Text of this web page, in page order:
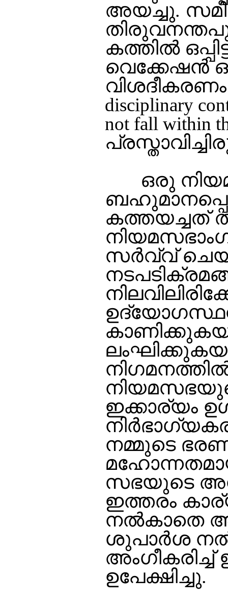
അയച്ചു.
കത്തില്‍
വെക്കേഷന്‍
disciplinary
not fall within
ഒരു
കത്തയച്ചത്
സര്‍വ്വ്
ഇക്കാര്യം
നമ്മുടെ
സഭയുടെ
ഇത്തരം
നല്‍കാതെ
ശുപാര്‍ശ
ഉപേക്ഷിച്ചു.